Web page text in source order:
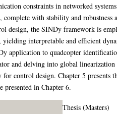
constraints in networked
complete with stability and
design, the SINDy framework is
interpretable and efficient
application to quadcopter
and delving into global
control design. Chapter 5 presents
presented in Chapter 6.
Thesis (Masters)